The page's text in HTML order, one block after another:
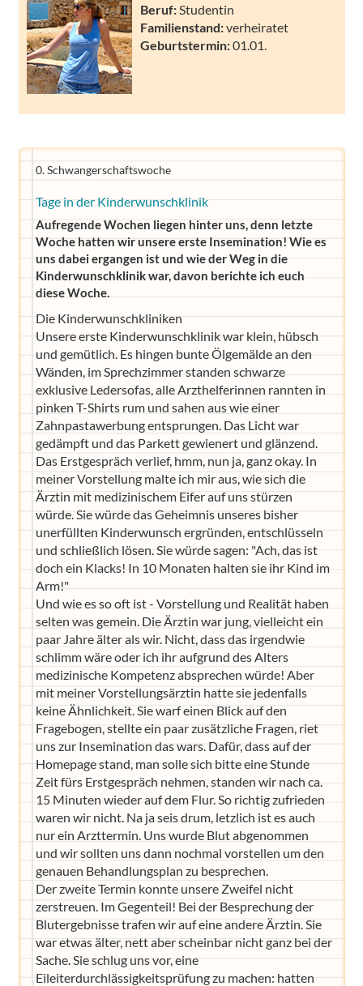
Beruf: Studentin
Familienstand:verheiratet
Geburtstermin:01.01.
0. Schwangerschaftswoche
Tage in der Kinderwunschklinik
Aufregende Wochen liegen hinter uns, denn letzte
Woche hatten wir unsere erste Insemination! Wie es
uns dabei ergangen ist und wie der Weg in die
Kinderwunschklinik war, davon berichte ich euch
diese Woche.
Die Kinderwunschkliniken
Unsere erste Kinderwunschklinik war klein, hübsch
und gemütlich. Es hingen bunte Ölgemälde an den
Wänden, im Sprechzimmer standen schwarze
exklusive Ledersofas, alle Arzthelferinnen rannten in
pinken T-Shirts rum und sahen aus wie einer
Zahnpastawerbung entsprungen. Das Licht war
gedämpft und das Parkett gewienert und glänzend.
Das Erstgespräch verlief, hmm, nun ja, ganz okay. In
meiner Vorstellung malte ich mir aus, wie sich die
Ärztin mit medizinischem Eifer auf uns stürzen
würde. Sie würde das Geheimnis unseres bisher
unerfüllten Kinderwunsch ergründen, entschlüsseln
und schließlich lösen. Sie würde sagen: "Ach, das ist
doch ein Klacks! In 10 Monaten halten sie ihr Kind im
Arm!"
Und wie es so oft ist - Vorstellung und Realität haben
selten was gemein. Die Ärztin war jung, vielleicht ein
paar Jahre älter als wir. Nicht, dass das irgendwie
schlimm wäre oder ich ihr aufgrund des Alters
medizinische Kompetenz absprechen würde! Aber
mit meiner Vorstellungsärztin hatte sie jedenfalls
keine Ähnlichkeit. Sie warf einen Blick auf den
Fragebogen, stellte ein paar zusätzliche Fragen, riet
uns zur Insemination das wars. Dafür, dass auf der
Homepage stand, man solle sich bitte eine Stunde
Zeit fürs Erstgespräch nehmen, standen wir nach ca.
15 Minuten wieder auf dem Flur. So richtig zufrieden
waren wir nicht. Na ja seis drum, letzlich ist es auch
nur ein Arzttermin. Uns wurde Blut abgenommen
und wir sollten uns dann nochmal vorstellen um den
genauen Behandlungsplan zu besprechen.
Der zweite Termin konnte unsere Zweifel nicht
zerstreuen. Im Gegenteil! Bei der Besprechung der
Blutergebnisse trafen wir auf eine andere Ärztin. Sie
war etwas älter, nett aber scheinbar nicht ganz bei der
Sache. Sie schlug uns vor, eine
Eileiterdurchlässigkeitsprüfung zu machen: hatten